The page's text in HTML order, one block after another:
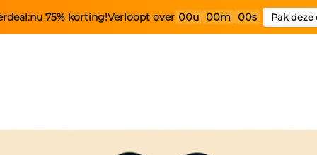
nu 75% korting!Verloopt over 00u 00m 00s Pak deze